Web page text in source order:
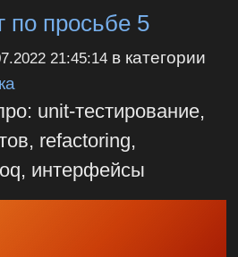
по просьбе 5
21:45:14в категории
unit-тестирование,
refactoring,
интерфейсы